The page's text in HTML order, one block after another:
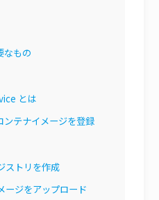
なもの
とは
ンテナイメージを登録
ストリを作成
ージをアップロード